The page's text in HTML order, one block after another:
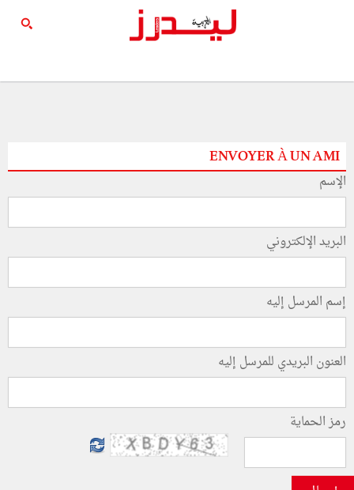
ENVOYER À UN AMI
الإسم
البريد الإلكتروني
إسم المرسل إليه
العنون البريدي للمرسل إليه
رمز الحماية